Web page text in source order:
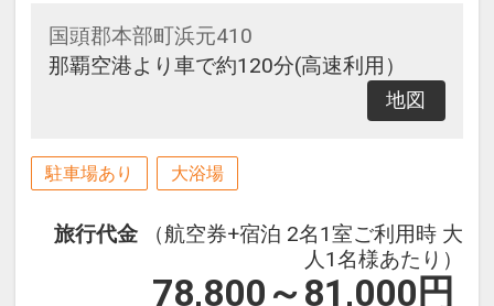
国頭郡本部町浜元410
那覇空港より車で約120分(高速利用）
地図
駐車場あり 大浴場
旅行代金
（航空券+宿泊 2名1室ご利用時 大
人1名様あたり）
78,800～81,000 円